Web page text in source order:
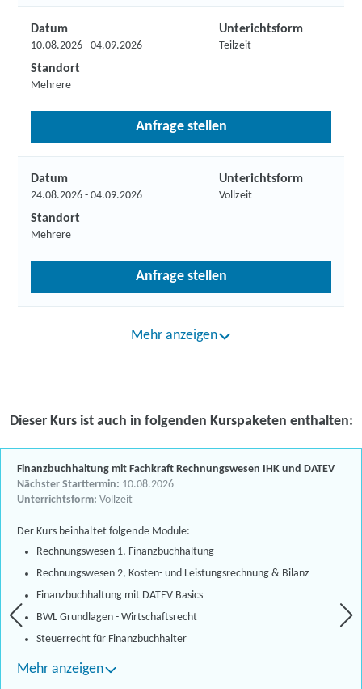
Datum
10.08.2026 - 04.09.2026
Unterichtsform
Teilzeit
Standort
Mehrere
Anfrage stellen
Datum
24.08.2026 - 04.09.2026
Unterichtsform
Vollzeit
Standort
Mehrere
Anfrage stellen
Mehr anzeigen
Dieser Kurs ist auch in folgenden Kurspaketen enthalten:
Finanzbuchhaltung mit Fachkraft Rechnungswesen IHK und DATEV
Nächster Starttermin: 10.08.2026
Unterrichtsform: Vollzeit
Der Kurs beinhaltet folgende Module:
Rechnungswesen 1, Finanzbuchhaltung
Rechnungswesen 2, Kosten- und Leistungsrechnung & Bilanz
Finanzbuchhaltung mit DATEV Basics
BWL Grundlagen - Wirtschaftsrecht
Steuerrecht für Finanzbuchhalter
Mehr anzeigen